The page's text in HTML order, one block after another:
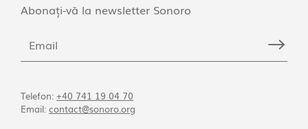
Abonați-vă la newsletter Sonoro
Telefon: +40 741 19 04 70
Email: contact@sonoro.org